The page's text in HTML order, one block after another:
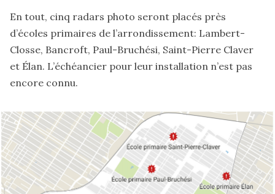
En tout, cinq radars photo seront placés près
d’écoles primaires de l’arrondissement: Lambert-
Closse, Bancroft, Paul-Bruchési, Saint-Pierre Claver
et Élan. L’échéancier pour leur installation n’est pas
encore connu.